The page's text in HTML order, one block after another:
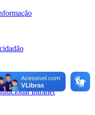
Intranet